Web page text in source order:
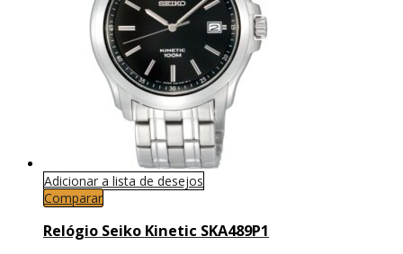
Adicionar a lista de desejos
Comparar
Relógio Seiko Kinetic SKA489P1